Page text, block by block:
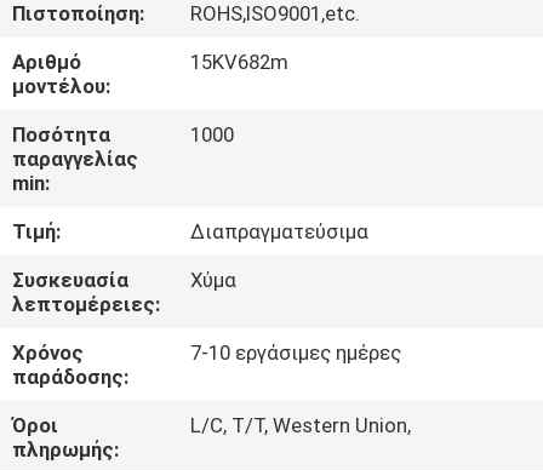
ΓΎΡΟΣ
ΕΡΓΟΣΤΑΣΊΩΝ
ΠΟΙΟΤΙΚΌΣ
ΜΑΣ
ΕΛΆΤΕ
ΣΕ
ΕΠΑΦΉ
ΜΕ
Πιστοποίηση:
ROHS,ISO9001,etc.
Αριθμό
μοντέλου:
15KV682m
Ποσότητα
παραγγελίας
min:
1000
Τιμή:
Διαπραγματεύσιμα
Συσκευασία
λεπτομέρειες:
Χύμα
Χρόνος
παράδοσης:
7-10 εργάσιμες ημέρες
Όροι
πληρωμής:
L/C, T/T, Western Union,